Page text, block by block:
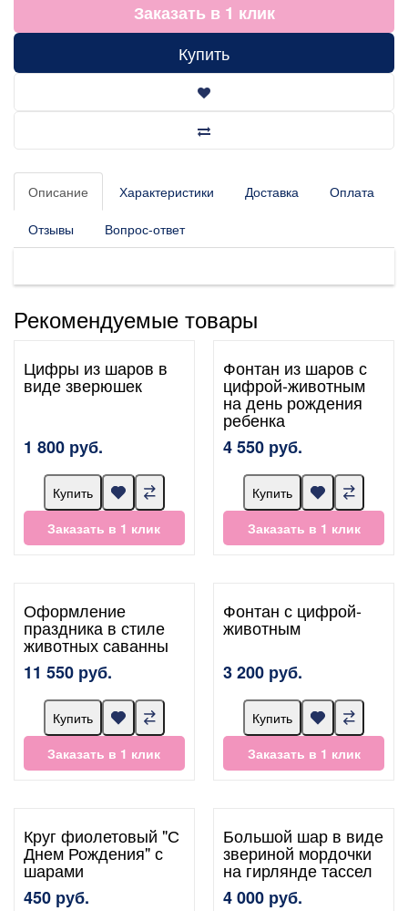
Заказать в 1 клик
Купить
Описание Характеристики Доставка Оплата
Отзывы Вопрос-ответ
Рекомендуемые товары
Цифры из шаров в
виде зверюшек
1 800 руб.
Купить
Заказать в 1 клик
Фонтан из шаров с
цифрой-животным
на день рождения
ребенка
4 550 руб.
Купить
Заказать в 1 клик
Оформление
праздника в стиле
животных саванны
11 550 руб.
Купить
Заказать в 1 клик
Фонтан с цифрой-
животным
3 200 руб.
Купить
Заказать в 1 клик
Круг фиолетовый "С
Днем Рождения" с
шарами
450 руб.
Большой шар в виде
звериной мордочки
на гирлянде тассел
4 000 руб.